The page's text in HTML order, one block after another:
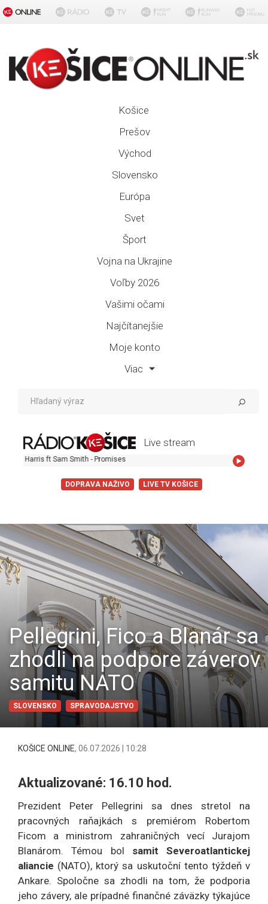
Košice
Prešov
Východ
Slovensko
Európa
Svet
Šport
Vojna na Ukrajine
Voľby 2026
Vašimi očami
Najčítanejšie
Moje konto
Viac
Live stream
ft Sam Smith - Promises
DOPRAVA NAŽIVO LIVE TV KOŠICE
Pellegrini, Fico a Blanár sa
zhodli na podpore záverov
samitu NATO
SLOVENSKO SPRAVODAJSTVO
KOŠICE ONLINE, 06.07.2026 | 10:28
Aktualizované: 16.10 hod.
Prezident Peter Pellegrini sa dnes stretol na
pracovných raňajkách s premiérom Robertom
Ficom a ministrom zahraničných vecí Jurajom
Blanárom. Témou bol samit Severoatlantickej
aliancie (NATO), ktorý sa uskutoční tento týždeň v
Ankare. Spoločne sa zhodli na tom, že podporia
jeho závery, ale prípadné finančné záväzky týkajúce